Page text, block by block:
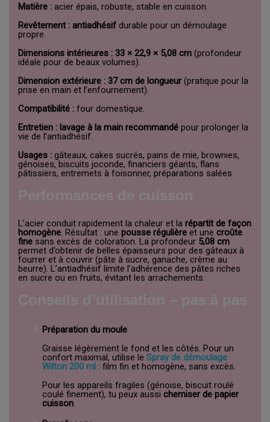
Matière : acier épais, robuste, stable en cuisson.
Revêtement : antiadhésif durable pour un démoulage
propre.
Dimensions intérieures : 33 × 22,9 × 5,08 cm (profondeur
idéale pour de beaux volumes).
Dimension extérieure : 37 cm de longueur(pratique pour la
prise en main et l’enfournement).
Compatibilité : four domestique.
Entretien : lavage à la main recommandé pour prolonger la
vie de l’antiadhésif.
Usages : gâteaux, cakes sucrés, pains de mie, brownies,
génoises, biscuits joconde, financiers géants, flans
pâtissiers, entremets à foisonner, préparations salées.
L’acier conduit rapidement la chaleur et la répartit de façon
homogène. Résultat : une pousse régulière et une croûte
fine sans excès de coloration. La profondeur 5,08 cm
permet d’obtenir de belles épaisseurs pour des gâteaux à
fourrer et à couvrir (pâte à sucre, ganache, crème au
beurre). L’antiadhésif limite l’adhérence des pâtes riches
en sucre ou en fruits, évitant les arrachements.
Préparation du moule
Graisse légèrement le fond et les côtés. Pour un
confort maximal, utilise le Spray de démoulage
Wilton 200 ml : film fin et homogène, sans excès.
Pour les appareils fragiles (génoise, biscuit roulé
coulé finement), tu peux aussi chemiser de papier
cuisson.